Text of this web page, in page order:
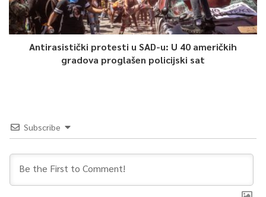
Antirasistički protesti u SAD-u: U 40 američkih
gradova proglašen policijski sat
Subscribe